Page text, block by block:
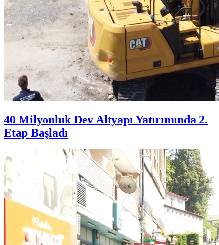
40 Milyonluk Dev Altyapı Yatırımında 2.
Etap Başladı